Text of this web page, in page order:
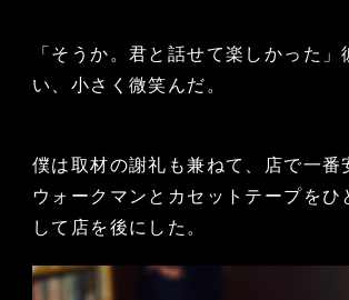
「そうか。君と話せて楽しかった」
い、小さく微笑んだ。
僕は取材の謝礼も兼ねて、店で一番
ウォークマンとカセットテープをひ
して店を後にした。